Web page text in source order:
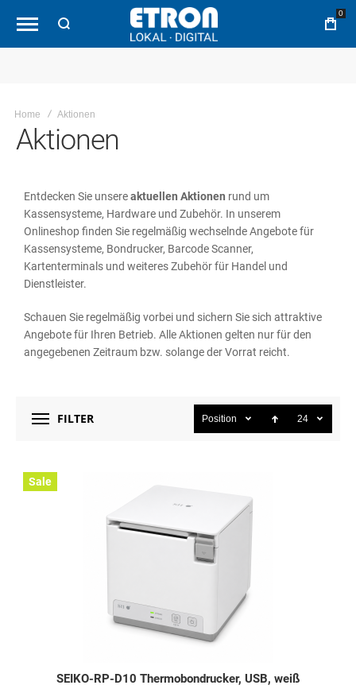
0
Home Aktionen
Aktionen
Entdecken Sie unsereaktuellen Aktionen rund um
Kassensysteme, Hardware und Zubehör. In unserem
Onlineshop finden Sie regelmäßig wechselnde Angebote für
Kassensysteme, Bondrucker, Barcode Scanner,
Kartenterminals und weiteres Zubehör für Handel und
Dienstleister.
Schauen Sie regelmäßig vorbei und sichern Sie sich attraktive
Angebote für Ihren Betrieb. Alle Aktionen gelten nur für den
angegebenen Zeitraum bzw. solange der Vorrat reicht.
FILTER Position 24
SEIKO-RP-D10 Thermobondrucker, USB, weiß
Sale